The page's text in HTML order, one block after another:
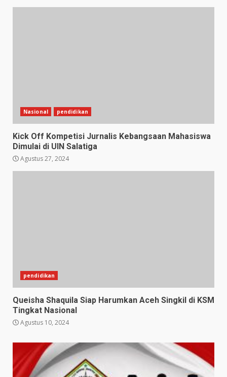
Nasional pendidikan
Kick Off Kompetisi Jurnalis Kebangsaan Mahasiswa
Dimulai di UIN Salatiga
Agustus 27, 2024
pendidikan
Queisha Shaquila Siap Harumkan Aceh Singkil di KSM
Tingkat Nasional
Agustus 10, 2024